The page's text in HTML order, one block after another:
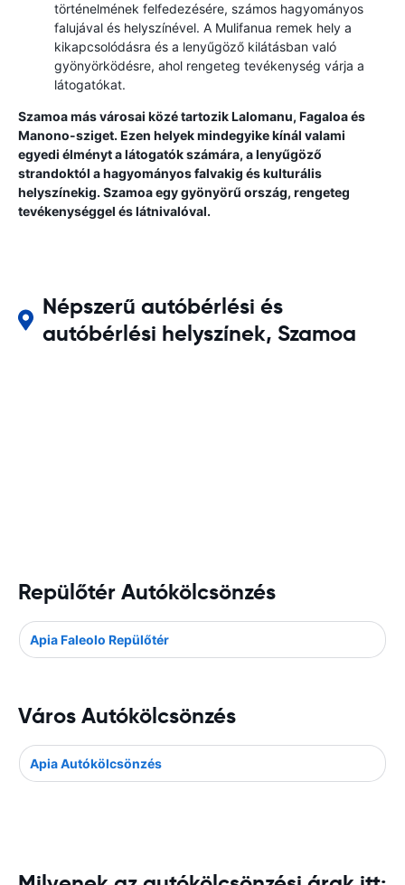
történelmének felfedezésére, számos hagyományos
falujával és helyszínével. A Mulifanua remek hely a
kikapcsolódásra és a lenyűgöző kilátásban való
gyönyörködésre, ahol rengeteg tevékenység várja a
látogatókat.
Szamoa más városai közé tartozik Lalomanu, Fagaloa és
Manono-sziget. Ezen helyek mindegyike kínál valami
egyedi élményt a látogatók számára, a lenyűgöző
strandoktól a hagyományos falvakig és kulturális
helyszínekig. Szamoa egy gyönyörű ország, rengeteg
tevékenységgel és látnivalóval.
Népszerű autóbérlési és
autóbérlési helyszínek, Szamoa
Repülőtér Autókölcsönzés
Apia Faleolo Repülőtér
Város Autókölcsönzés
Apia Autókölcsönzés